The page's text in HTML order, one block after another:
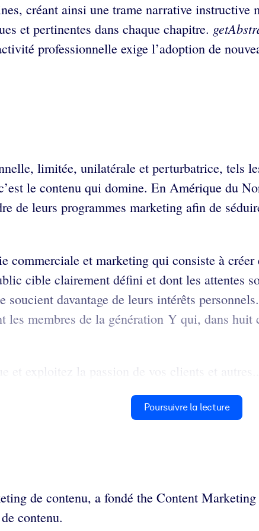
créant ainsi une trame narrative instructive
et pertinentes dans chaque chapitre.
professionnelle exige l’adoption de
limitée, unilatérale et perturbatrice, tels
le contenu qui domine. En Amérique du
de leurs programmes marketing afin de
commerciale et marketing qui consiste à
cible clairement défini et dont les attentes
soucient davantage de leurs intérêts
les membres de la génération Y qui, dans
et exploitez la passion de vos clients et autres...
Poursuivre la lecture
de contenu, a fondé the Content
contenu.